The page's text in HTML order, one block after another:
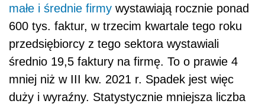
małe i średnie firmy wystawiają rocznie ponad
600 tys. faktur, w trzecim kwartale tego roku
przedsiębiorcy z tego sektora wystawiali
średnio 19,5 faktury na firmę. To o prawie 4
mniej niż w III kw. 2021 r. Spadek jest więc
duży i wyraźny. Statystycznie mniejsza liczba